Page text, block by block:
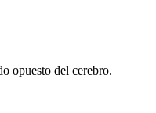
opuesto del cerebro.